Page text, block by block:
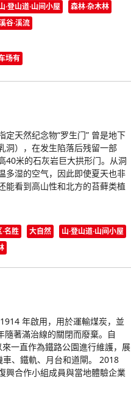
·登山道·山间小屋
森林·杂木林
谷·溪流
场有
定天然纪念物“罗生门” 曾是地下
洞），在发生陷落后残留一部
40米的石灰岩巨大拱形门。从洞
多湿的空气，因此即使夏天也非
能看到高山性和北方的苔藓类植
名胜 大自然
山·登山道·山间小屋
年啟用，用於運輸煤炭，並
隨著滿治線的關閉而廢棄。自
一直作為鐵路公園進行維護，展
車、鐵軌、月台和道閘。 2018
興合作小組成員與當地體驗企業